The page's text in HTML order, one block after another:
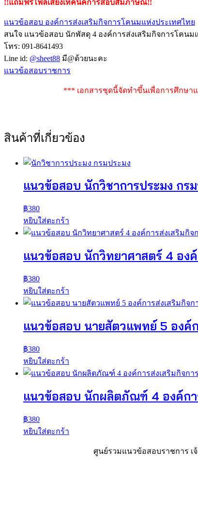
!!แถมฟรีไฟล์เสียงเทคนิคการสอบสัมภาษณ์!!
แนวข้อสอบ องค์การส่งเสริมกิจการโคนมแห่งประเทศไทย
สนใจ แนวข้อสอบ นักพัสดุ 4 องค์การส่งเสริมกิจการโคนม
โทร: 091-8641493
Line id: @sheet88 มี@ด้วยนะคะ
แนวข้อสอบราชการ
*** เอกสารชุดนี้จัดทำขึ้นเพื่อการศึกษา
สินค้าที่เกี่ยวข้อง
แนวข้อสอบ นักวิชาการประมง กร
฿380
หยิบใส่ตะกร้า
แนวข้อสอบ นักวิทยาศาสตร์ 4 องค์
฿380
หยิบใส่ตะกร้า
แนวข้อสอบ นายสัตวแพทย์ 5 องค์ก
฿380
หยิบใส่ตะกร้า
แนวข้อสอบ นักผลิตภัณฑ์ 4 องค์กา
฿380
หยิบใส่ตะกร้า
ศูนย์รวมแนวข้อสอบราชการ เ